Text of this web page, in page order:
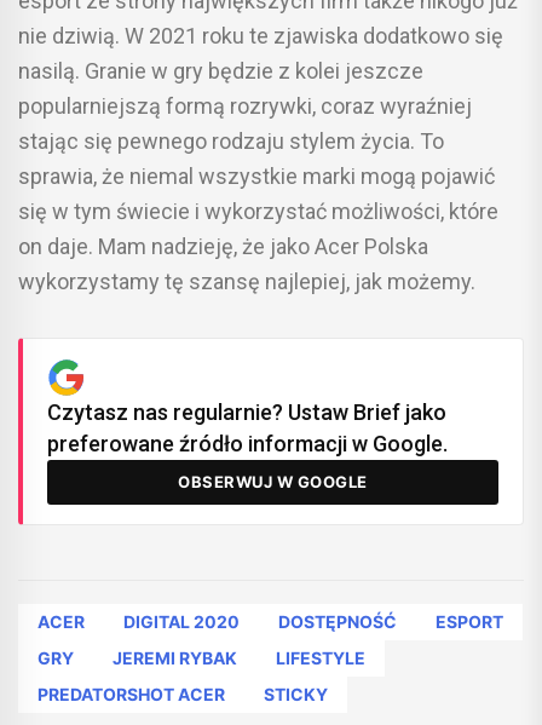
nie dziwią. W 2021 roku te zjawiska dodatkowo się
nasilą. Granie w gry będzie z kolei jeszcze
popularniejszą formą rozrywki, coraz wyraźniej
stając się pewnego rodzaju stylem życia. To
sprawia, że niemal wszystkie marki mogą pojawić
się w tym świecie i wykorzystać możliwości, które
on daje. Mam nadzieję, że jako Acer Polska
wykorzystamy tę szansę najlepiej, jak możemy.
Czytasz nas regularnie? Ustaw Brief jako
preferowane źródło informacji w Google.
OBSERWUJ W GOOGLE
ACER DIGITAL 2020 DOSTĘPNOŚĆ
ESPORT
GRY
JEREMI RYBAK
LIFESTYLE
PREDATORSHOT ACER
STICKY